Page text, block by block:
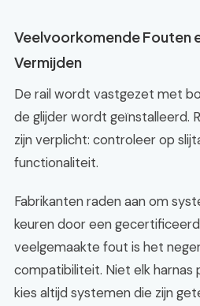
Veelvoorkomende Fouten
Vermijden
De rail wordt vastgezet met
de glijder wordt geïnstalleerd.
zijn verplicht: controleer op
functionaliteit.
Fabrikanten raden aan om
keuren door een
veelgemaakte fout is het
compatibiliteit. Niet elk harnas
kies altijd systemen die zijn